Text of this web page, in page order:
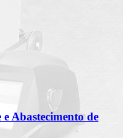
Abastecimento de